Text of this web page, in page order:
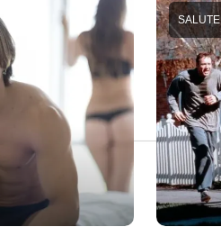
SALUTE